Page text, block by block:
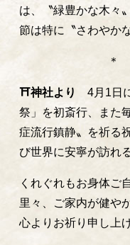
は、〝緑豊かな木々
節は特に〝さわやか
＊
⛩神社より
4月1日
祭」を初斎行、また
症流行鎮静〟を祈る
び世界に安寧が訪れ
くれぐれもお身体ご
里々、ご家内が健や
心よりお祈り申し上